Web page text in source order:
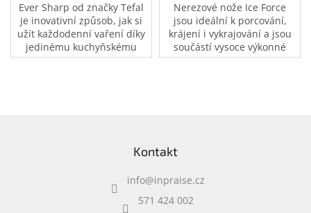
Ever Sharp od značky Tefal
je inovativní způsob, jak si
užít každodenní vaření díky
jedinému kuchyňskému
noži, který zůstane vždy
Nerezové nože Ice Force
jsou ideální k porcování,
krájení i vykrajování a jsou
součástí vysoce výkonné
řady kuchyňských nožů s
Kontakt
info@inpraise.cz
571 424 002